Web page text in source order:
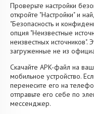
Проверьте настройки
откройте "Настройки" и
"Безопасность и
опция "Неизвестные
неизвестных источников".
загруженные не из
Скачайте APK-файл на
мобильное устройство.
перенесите его на
отправьте его себе по
мессенджер.